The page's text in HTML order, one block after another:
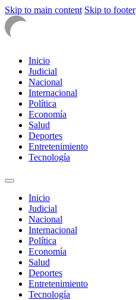
Skip to main content Skip to footer
Inicio
Judicial
Nacional
Internacional
Política
Economía
Salud
Deportes
Entretenimiento
Tecnología
Inicio
Judicial
Nacional
Internacional
Política
Economía
Salud
Deportes
Entretenimiento
Tecnología